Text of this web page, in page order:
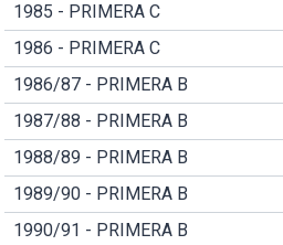
1985 - PRIMERA C
1986 - PRIMERA C
1986/87 - PRIMERA B
1987/88 - PRIMERA B
1988/89 - PRIMERA B
1989/90 - PRIMERA B
1990/91 - PRIMERA B